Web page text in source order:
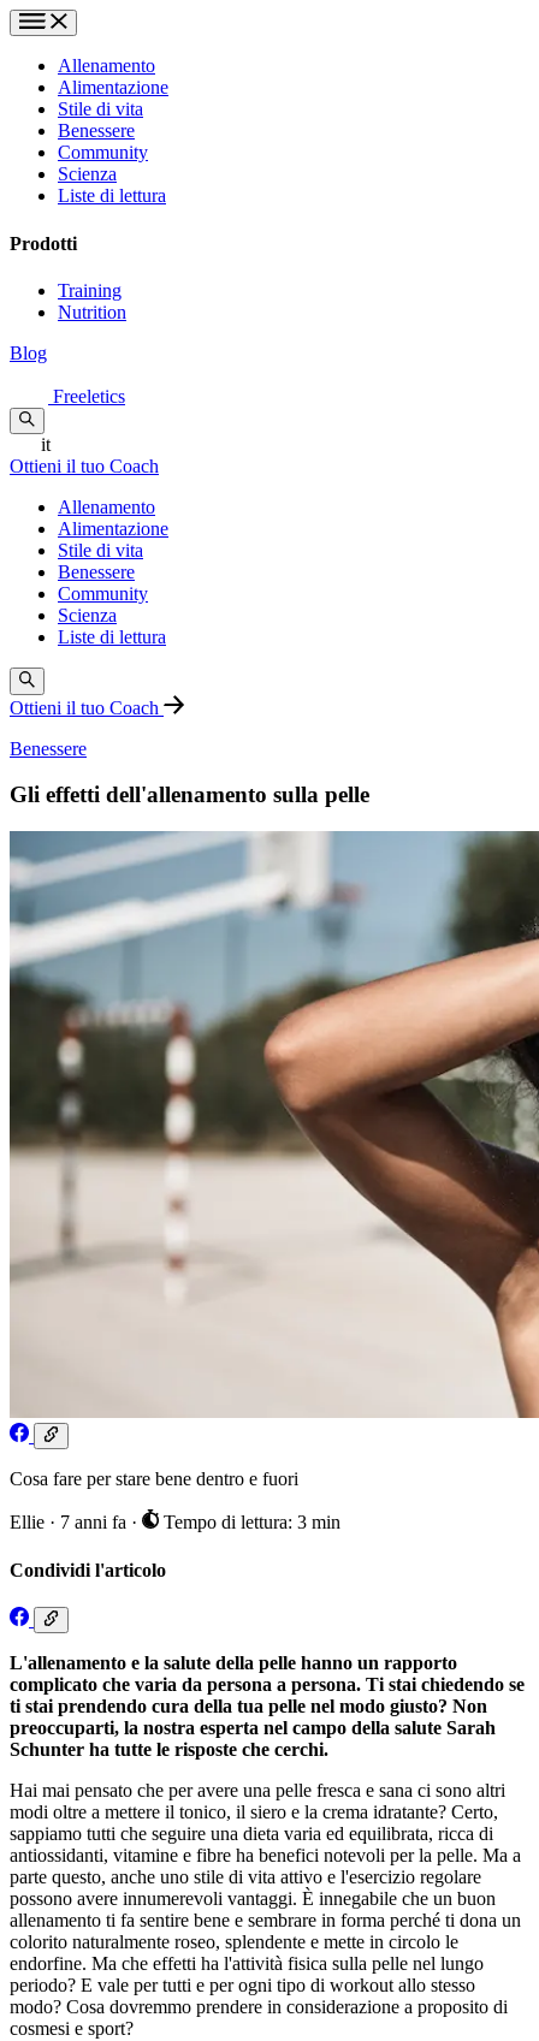
Allenamento
Alimentazione
Stile di vita
Benessere
Community
Scienza
Liste di lettura
Prodotti
Training
Nutrition
Blog
Freeletics
it
Ottieni il tuo Coach
Allenamento
Alimentazione
Stile di vita
Benessere
Community
Scienza
Liste di lettura
Ottieni il tuo Coach
Benessere
Gli effetti dell'allenamento sulla pelle
Cosa fare per stare bene dentro e fuori
Ellie · 7 anni fa · Tempo di lettura: 3 min
Condividi l'articolo
L'allenamento e la salute della pelle hanno un rapporto
complicato che varia da persona a persona. Ti stai chiedendo se
ti stai prendendo cura della tua pelle nel modo giusto? Non
preoccuparti, la nostra esperta nel campo della salute Sarah
Schunter ha tutte le risposte che cerchi.
Hai mai pensato che per avere una pelle fresca e sana ci sono altri
modi oltre a mettere il tonico, il siero e la crema idratante? Certo,
sappiamo tutti che seguire una dieta varia ed equilibrata, ricca di
antiossidanti, vitamine e fibre ha benefici notevoli per la pelle. Ma a
parte questo, anche uno stile di vita attivo e l'esercizio regolare
possono avere innumerevoli vantaggi. È innegabile che un buon
allenamento ti fa sentire bene e sembrare in forma perché ti dona un
colorito naturalmente roseo, splendente e mette in circolo le
endorfine. Ma che effetti ha l'attività fisica sulla pelle nel lungo
periodo? E vale per tutti e per ogni tipo di workout allo stesso
modo? Cosa dovremmo prendere in considerazione a proposito di
cosmesi e sport?